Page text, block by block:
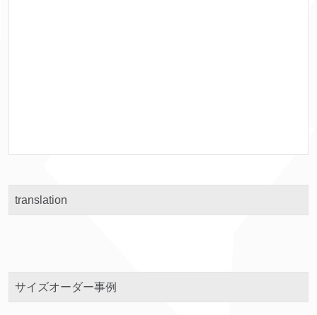
translation
サイズオーダー事例